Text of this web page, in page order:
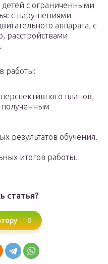
с ограниченными
с нарушениями
аппарата, с
расстройствами
работы:
планов,
полученным
результатов обучения.
итогов работы.
статья?
0